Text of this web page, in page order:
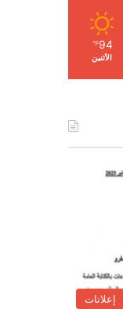
94
℉
الأثنين
إعلانات